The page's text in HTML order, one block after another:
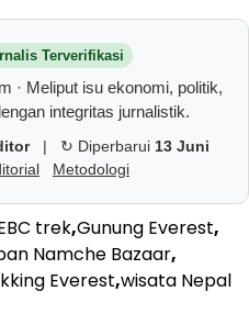
Terverifikasi
· Meliput isu ekonomi, politik,
integritas jurnalistik.
| ↻ Diperbarui 13 Juni
Metodologi
trek,Gunung Everest,
Namche Bazaar,
Everest,wisata Nepal